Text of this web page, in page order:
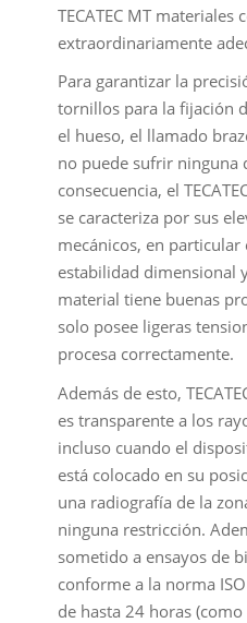
TECATEC MT materiales
extraordinariamente
Para garantizar la
tornillos para la fijación
el hueso, el llamado
no puede sufrir ninguna
consecuencia, el
se caracteriza por sus
mecánicos, en particular
estabilidad dimensional
material tiene buenas
solo posee ligeras
procesa correctamente.
Además de esto,
es transparente a los
incluso cuando el
está colocado en su
una radiografía de la
ninguna restricción.
sometido a ensayos de
conforme a la norma
de hasta 24 horas